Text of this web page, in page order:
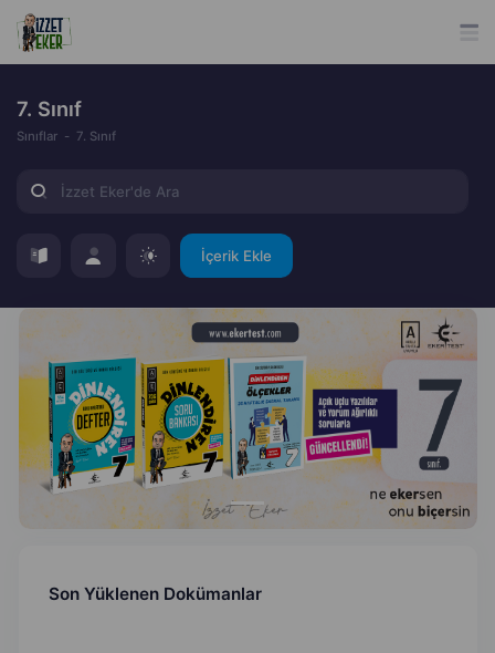
7. Sınıf
Sınıflar 7. Sınıf
İçerik Ekle
Son Yüklenen Dokümanlar